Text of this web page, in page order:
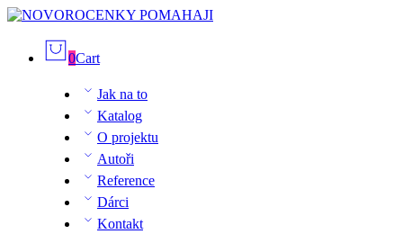
0Cart
Jak na to
Katalog
O projektu
Autoři
Reference
Dárci
Kontakt